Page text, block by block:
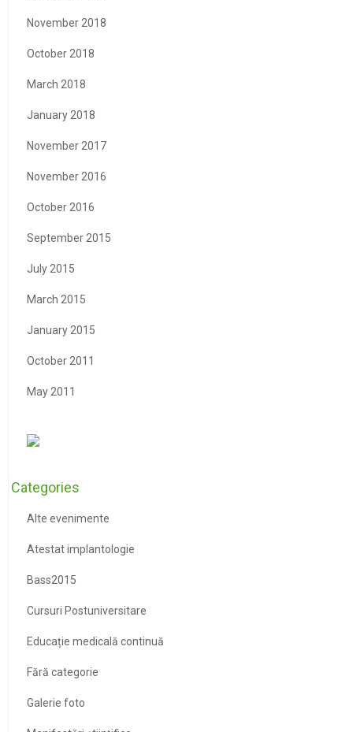
November 2018
October 2018
March 2018
January 2018
November 2017
November 2016
October 2016
September 2015
July 2015
March 2015
January 2015
October 2011
May 2011
Categories
Alte evenimente
Atestat implantologie
Bass2015
Cursuri Postuniversitare
Educație medicală continuă
Fără categorie
Galerie foto